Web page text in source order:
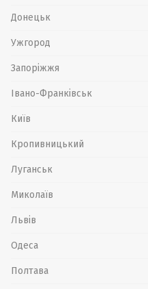
Донецьк
Ужгород
Запоріжжя
Івано-Франківськ
Київ
Кропивницький
Луганськ
Миколаїв
Львів
Одеса
Полтава